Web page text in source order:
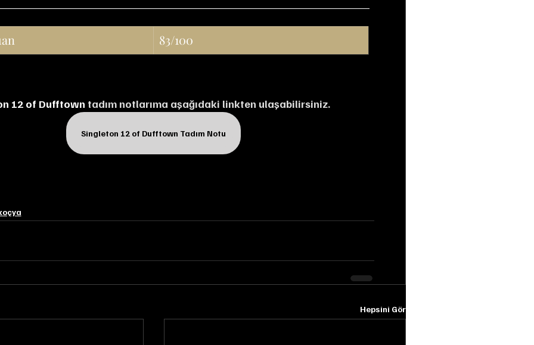
83/100
12 of Dufftown tadım notlarıma aşağıdaki linkten ulaşabilirsiniz.
Singleton 12 of Dufftown Tadım Notu
Hepsini Gör